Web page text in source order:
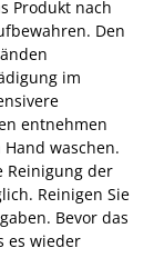
Produkt nach
Den
im
entnehmen
waschen.
Reinigung der
Reinigen Sie
Bevor das
es wieder